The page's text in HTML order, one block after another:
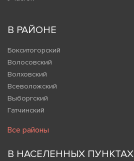
В РАЙОНЕ
Бокситогорский
Волосовский
Волховский
Всеволожский
Выборгский
Гатчинский
Все районы
В НАСЕЛЕННЫХ ПУНКТАХ